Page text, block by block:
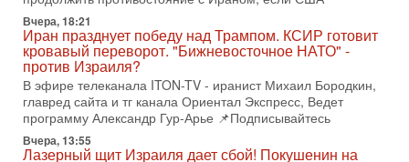
ЦАХАЛа в отставке, писатель, журналист, военный историк.
Ведет программу Александр Гур-Арье.
3-08-2026, 15:23
Иран задыхается. КСИР готовит удар! Россия теряет
последних союзников. Путин - псих!
В эфире ITON-TV доктор Эльдар Намазов , историк,
политолог, в прошлом – помощник Президента
Азербайджана Гейдара Алиева . Ведет программу
Александр
Вчера, 18:21
Иран празднует победу над Трампом. КСИР готовит
кровавый переворот. "Бижневосточное НАТО" -
против Израиля?
В эфире телеканала ITON-TV - иранист Михаил Бородкин,
главред сайта и тг канала Ориентал Экспресс, Ведет
программу Александр Гур-Арье 📌Подписывайтесь
Вчера, 13:55
Лазерный щит Израиля дает сбой! Покушенин на